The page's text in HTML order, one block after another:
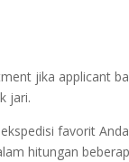
jika applicant
jari.
favorit
hitungan